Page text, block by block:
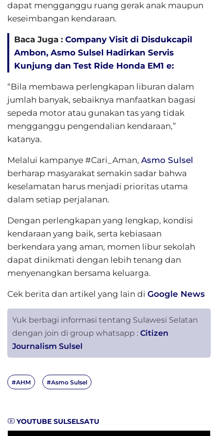
dapat mengganggu ruang gerak anak maupun
keseimbangan kendaraan.
Baca Juga : Company Visit di Disdukcapil
Ambon, Asmo Sulsel Hadirkan Servis
Kunjung dan Test Ride Honda EM1 e:
“Bila membawa perlengkapan liburan dalam
jumlah banyak, sebaiknya manfaatkan bagasi
sepeda motor atau gunakan tas yang tidak
mengganggu pengendalian kendaraan,”
katanya.
Melalui kampanye #Cari_Aman, Asmo Sulsel
berharap masyarakat semakin sadar bahwa
keselamatan harus menjadi prioritas utama
dalam setiap perjalanan.
Dengan perlengkapan yang lengkap, kondisi
kendaraan yang baik, serta kebiasaan
berkendara yang aman, momen libur sekolah
dapat dinikmati dengan lebih tenang dan
menyenangkan bersama keluarga.
Cek berita dan artikel yang lain di Google News
Yuk berbagi informasi tentang Sulawesi Selatan
dengan join di group whatsapp : Citizen
Journalism Sulsel
#AHM #Asmo Sulsel
YOUTUBE SULSELSATU